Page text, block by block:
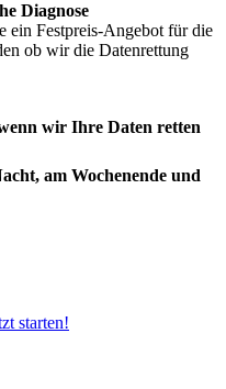
Diagnose
ein Festpreis-Angebot für die
ob wir die Datenrettung
wir Ihre Daten retten
am Wochenende und
starten!